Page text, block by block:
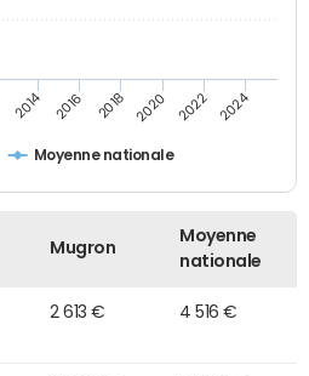
Moyenne nationale
2014 2016 2018 2020 2022 2024
Mugron
Moyenne
nationale
2 613 € 4 516 €